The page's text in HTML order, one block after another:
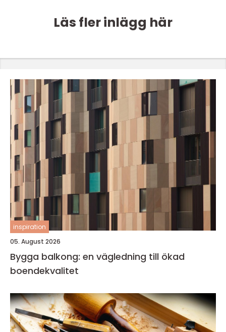
Läs fler inlägg här
inspiration
05. August 2026
Bygga balkong: en vägledning till ökad
boendekvalitet